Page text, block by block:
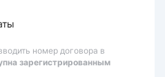
номер договора в
зарегистрированным